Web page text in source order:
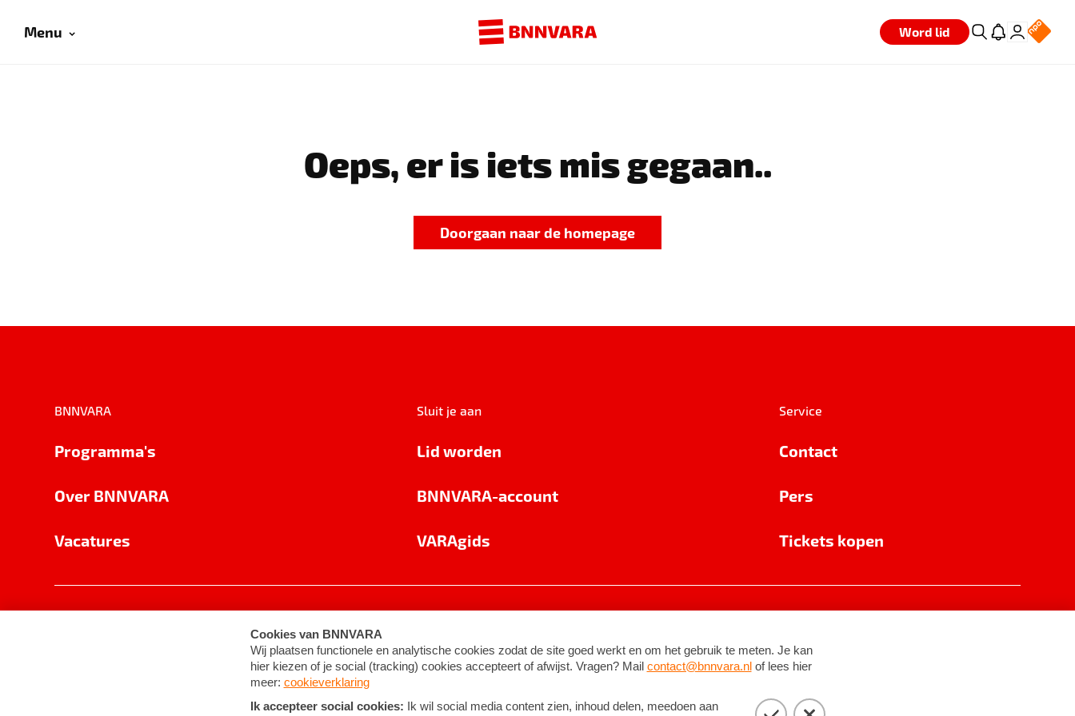
Menu Word lid
Oeps, er is iets mis gegaan..
Doorgaan naar de homepage
BNNVARA
Programma's
Over BNNVARA
Vacatures
Sluit je aan
Lid worden
BNNVARA-account
VARAgids
Service
Contact
Pers
Tickets kopen
Cookie-instellingen Algemene voorwaarden ©2026BNNVARA